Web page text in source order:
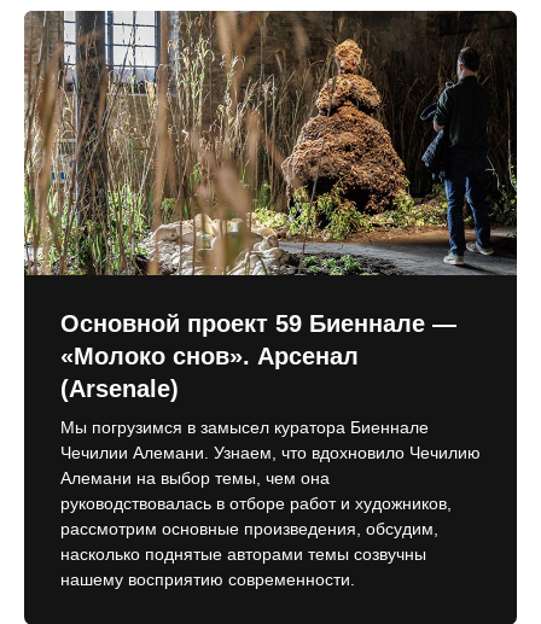
Основной проект 59 Биеннале —
«Молоко снов». Арсенал
(Arsenale)
Мы погрузимся в замысел куратора Биеннале
Чечилии Алемани. Узнаем, что вдохновило Чечилию
Алемани на выбор темы, чем она
руководствовалась в отборе работ и художников,
рассмотрим основные произведения, обсудим,
насколько поднятые авторами темы созвучны
нашему восприятию современности.